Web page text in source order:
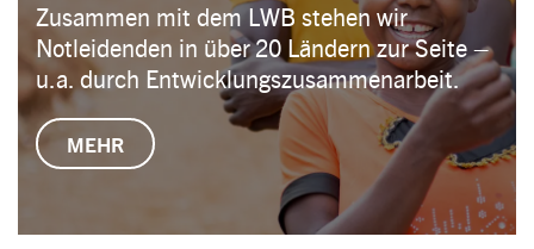
Zusammen mit dem LWB stehen wir
Notleidenden in über 20 Ländern zur Seite –
u.a. durch Entwicklungszusammenarbeit.
MEHR